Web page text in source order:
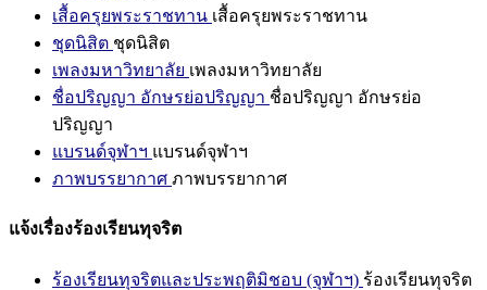
เสื้อครุยพระราชทาน เสื้อครุยพระราชทาน
ชุดนิสิต ชุดนิสิต
เพลงมหาวิทยาลัย เพลงมหาวิทยาลัย
ชื่อปริญญา อักษรย่อปริญญา ชื่อปริญญา อักษรย่อ
ปริญญา
แบรนด์จุฬาฯ แบรนด์จุฬาฯ
ภาพบรรยากาศ ภาพบรรยากาศ
แจ้งเรื่องร้องเรียนทุจริต
ร้องเรียนทุจริตและประพฤติมิชอบ (จุฬาฯ) ร้องเรียนทุจริต